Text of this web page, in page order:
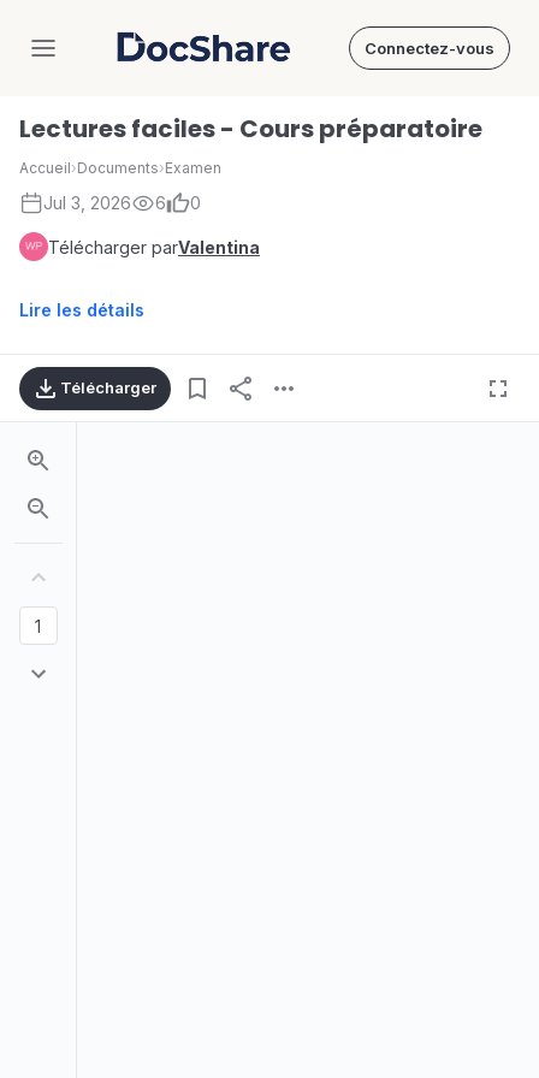
DocShare Connectez-vous
Lectures faciles - Cours préparatoire
Accueil›Documents›Examen
Jul 3, 2026 6 0
Télécharger parValentina
Lire les détails
Télécharger